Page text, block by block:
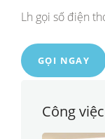
Lh gọi số điện
GỌI NGAY
Công